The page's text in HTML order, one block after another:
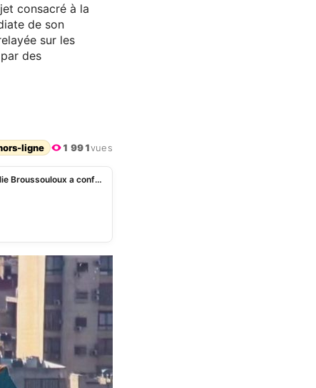
consacré à la
de son
sur les
des
ligne 1 991vues
Lors d’un sujet sur la guerre au Moyen-Orient, Emilie Broussouloux a confondu plusieurs capitales sur BFMTV